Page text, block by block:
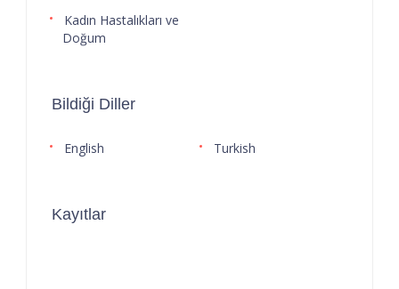
Kadın Hastalıkları ve
Doğum
Bildiği Diller
English Turkish
Kayıtlar